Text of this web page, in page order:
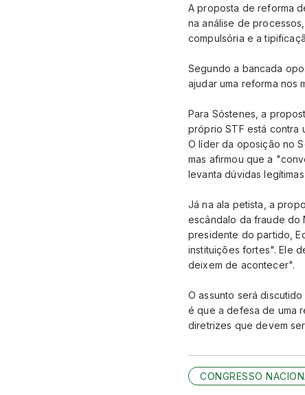
A proposta de reforma
na análise de
compulsória e a
Segundo a bancada
ajudar uma reforma nos
Para Sóstenes, a
próprio STF está contra
O líder da oposição no
mas afirmou que a
levanta dúvidas
Já na ala petista, a
escândalo da fraude do
presidente do partido,
instituições fortes". Ele
deixem de acontecer".
O assunto será
é que a defesa de uma
diretrizes que devem
CONGRESSO